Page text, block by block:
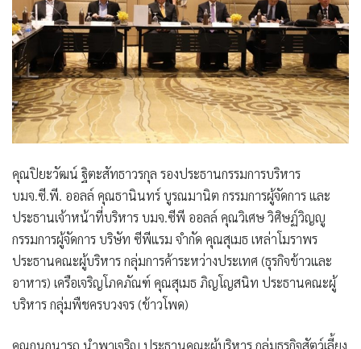
คุณปิยะวัฒน์ ฐิตะสัทธาวรกุล รองประธานกรรมการบริหาร
บมจ.ซี.พี. ออลล์ คุณธานินทร์ บูรณมานิต กรรมการผู้จัดการ และ
ประธานเจ้าหน้าที่บริหาร บมจ.ซีพี ออลล์ คุณวิเศษ วิศิษฏ์วิญญู
กรรมการผู้จัดการ บริษัท ซีพีแรม จำกัด คุณสุเมธ เหล่าโมราพร
ประธานคณะผู้บริหาร กลุ่มการค้าระหว่างประเทศ (ธุรกิจข้าวและ
อาหาร) เครือเจริญโภคภัณฑ์ คุณสุเมธ ภิญโญสนิท ประธานคณะผู้
บริหาร กลุ่มพืชครบวงจร (ข้าวโพด)